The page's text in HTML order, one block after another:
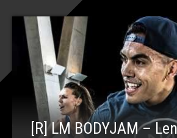
[R] LM BODYJAM –